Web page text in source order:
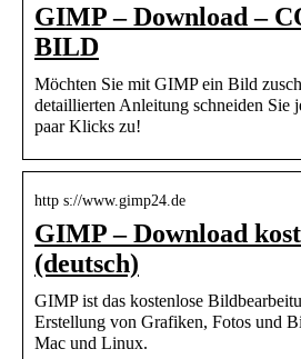
GIMP – Download –
BILD
Möchten Sie mit GIMP ein Bild
detaillierten Anleitung schneiden Sie
paar Klicks zu!
http s://www.gimp24.de
GIMP – Download
(deutsch)
GIMP ist das kostenlose
Erstellung von Grafiken, Fotos und
Mac und Linux.